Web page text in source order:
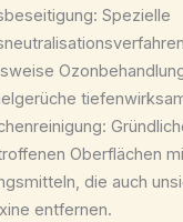
Spezielle
Oberflächen
die auch
entfernen.